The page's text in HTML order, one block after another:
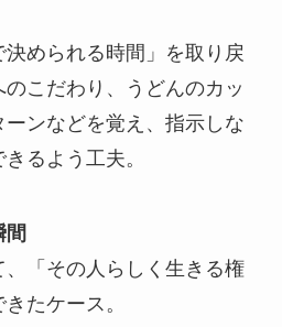
決められる時間」を取り戻
こだわり、うどんのカッ
ーンなどを覚え、指示しな
るよう工夫。
間
「その人らしく生きる権
たケース。